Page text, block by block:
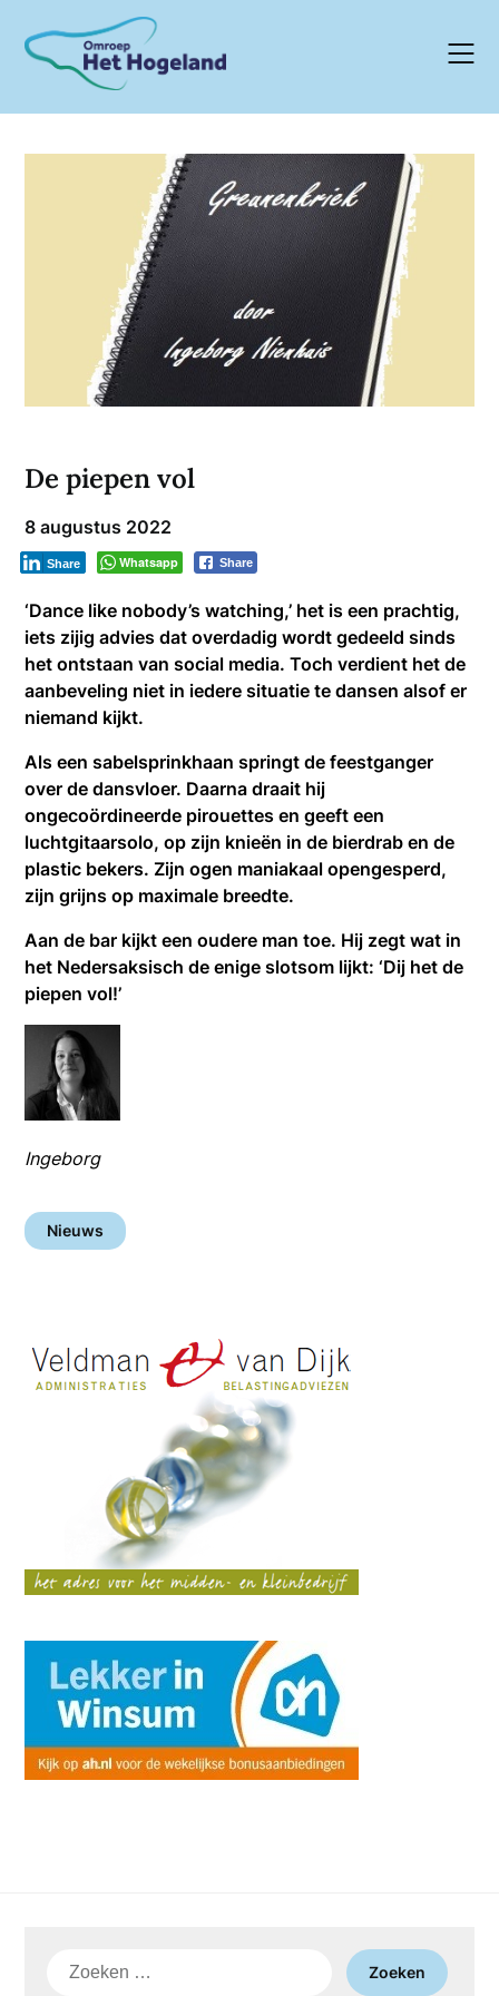
content
De piepen vol
8 augustus 2022
Whatsapp Share
Share
‘Dance like nobody’s watching,’ het is een prachtig,
iets zijig advies dat overdadig wordt gedeeld sinds
het ontstaan van social media. Toch verdient het de
aanbeveling niet in iedere situatie te dansen alsof er
niemand kijkt.
Als een sabelsprinkhaan springt de feestganger
over de dansvloer. Daarna draait hij
ongecoördineerde pirouettes en geeft een
luchtgitaarsolo, op zijn knieën in de bierdrab en de
plastic bekers. Zijn ogen maniakaal opengesperd,
zijn grijns op maximale breedte.
Aan de bar kijkt een oudere man toe. Hij zegt wat in
het Nedersaksisch de enige slotsom lijkt: ‘Dij het de
piepen vol!’
Ingeborg
Nieuws
Zoeken